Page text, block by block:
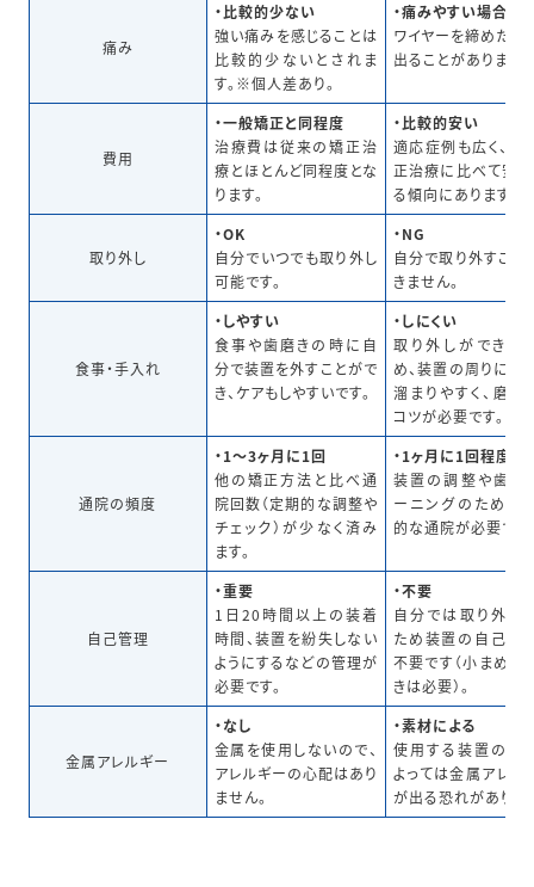
痛み
・比較的少ない
強い痛みを感じることは
比較的少ないとされま
す。※個人差あり。
・痛みやすい場合も
ワイヤーを締めた痛
出ることがあります。
費用
・一般矯正と同程度
治療費は従来の矯正治
療とほとんど同程度とな
ります。
・比較的安い
適応症例も広く、他
正治療に比べて安く
る傾向にあります。
取り外し
・OK
自分でいつでも取り外し
可能です。
・NG
自分で取り外すこと
きません。
食事・手入れ
・しやすい
食事や歯磨きの時に自
分で装置を外すことがで
き、ケアもしやすいです。
・しにくい
取り外しができな
め、装置の周りに汚
溜まりやすく、磨き
コツが必要です。
通院の頻度
・1〜3ヶ月に1回
他の矯正方法と比べ通
院回数（定期的な調整や
チェック）が少なく済み
ます。
・1ヶ月に1回程度
装置の調整や歯の
ーニングのための
的な通院が必要です
自己管理
・重要
1日20時間以上の装着
時間、装置を紛失しない
ようにするなどの管理が
必要です。
・不要
自分では取り外せ
ため装置の自己管
不要です（小まめな
きは必要）。
金属アレルギー
・なし
金属を使用しないので、
アレルギーの心配はあり
ません。
・素材による
使用する装置の素
よっては金属アレル
が出る恐れがありま